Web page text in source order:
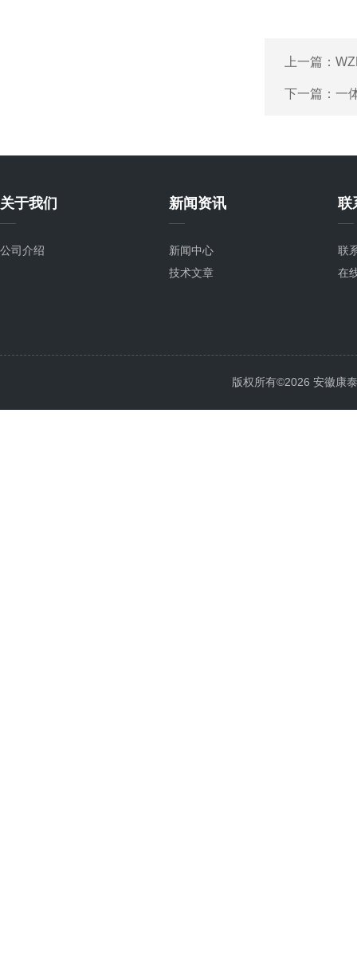
上一篇：
下一篇： 一
关于我们
公司介绍
新闻资讯
新闻中心
技术文章
联
联
在
版权所有©2026 安徽康